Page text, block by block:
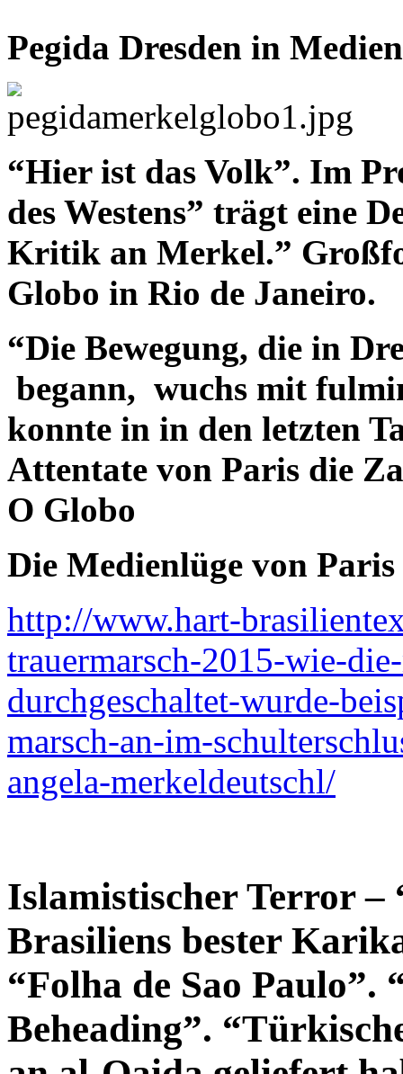
Pegida Dresden in
“Hier ist das Volk”. Im
des Westens” trägt eine
Kritik an Merkel.”
Globo in Rio de Janeiro.
“Die Bewegung, die in
begann, wuchs mit
konnte in in den letzten
Attentate von Paris die
O Globo
Die Medienlüge von
http://www.hart-
trauermarsch-2015-wie-
durchgeschaltet-wurde-
marsch-an-im-
angela-merkeldeutschl/
Islamistischer Terror –
Brasiliens bester
“Folha de Sao Paulo”.
Beheading”.